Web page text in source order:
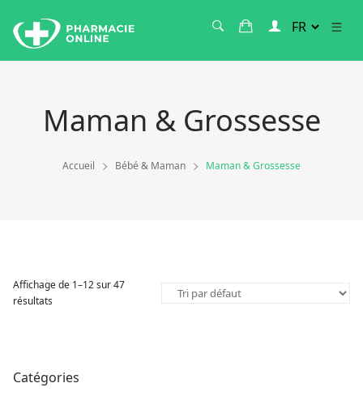
Maman & Grossesse
Accueil Bébé & Maman Maman & Grossesse
Affichage de 1–12 sur 47
résultats
Catégories